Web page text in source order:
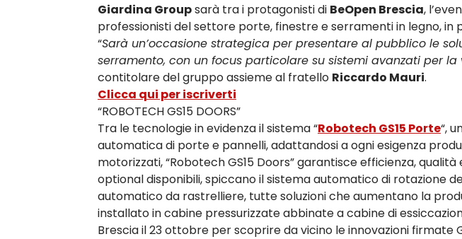
Giardina Groupsarà tra i protagonisti di BeOpen Brescia,
professionisti del settore porte, finestre e serramenti in legno,
“Sarà un’occasione strategica per presentare al pubblico le
serramento, con un focus particolare su sistemi avanzati per
contitolare del gruppo assieme al fratello Riccardo Mauri.
Clicca qui per iscriverti
“ROBOTECH GS15 DOORS”
Tra le tecnologie in evidenza il sistema “Robotech GS15 Porte“,
automatica di porte e pannelli, adattandosi a ogni esigenza
motorizzati, “Robotech GS15 Doors” garantisce efficienza,
optional disponibili, spiccano il sistema automatico di rotazione
automatico da rastrelliere, tutte soluzioni che aumentano la
installato in cabine pressurizzate abbinate a cabine di
Brescia il 23 ottobre per scoprire da vicino le innovazioni firmate